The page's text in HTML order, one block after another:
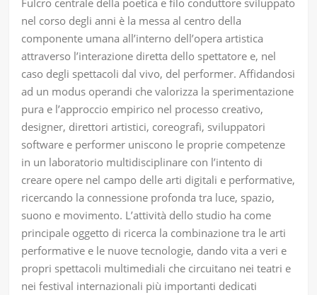
nel corso degli anni è la messa al centro della
componente umana all’interno dell’opera artistica
attraverso l’interazione diretta dello spettatore e, nel
caso degli spettacoli dal vivo, del performer. Affidandosi
ad un modus operandi che valorizza la sperimentazione
pura e l’approccio empirico nel processo creativo,
designer, direttori artistici, coreografi, sviluppatori
software e performer uniscono le proprie competenze
in un laboratorio multidisciplinare con l’intento di
creare opere nel campo delle arti digitali e performative,
ricercando la connessione profonda tra luce, spazio,
suono e movimento. L’attività dello studio ha come
principale oggetto di ricerca la combinazione tra le arti
performative e le nuove tecnologie, dando vita a veri e
propri spettacoli multimediali che circuitano nei teatri e
nei festival internazionali più importanti dedicati